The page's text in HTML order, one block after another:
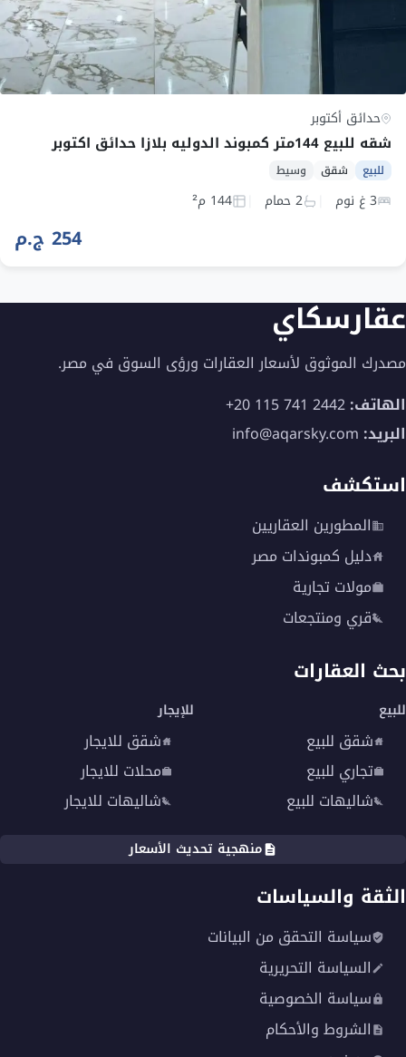
حدائق أكتوبر
شقه للبيع 144متر كمبوند الدوليه بلازا حدائق اكتوبر
للبيع شقق وسيط
3 غ نوم 2 حمام 144 م²
254 ج.م
عقارسكاي
مصدرك الموثوق لأسعار العقارات ورؤى السوق في مصر.
الهاتف:+20 115 741 2442
البريد: info@aqarsky.com
استكشف
المطورين العقاريين
دليل كمبوندات مصر
مولات تجارية
قري ومنتجعات
بحث العقارات
للبيع
شقق للبيع
تجاري للبيع
شاليهات للبيع
للإيجار
شقق للايجار
محلات للايجار
شاليهات للايجار
منهجية تحديث الأسعار
الثقة والسياسات
سياسة التحقق من البيانات
السياسة التحريرية
سياسة الخصوصية
الشروط والأحكام